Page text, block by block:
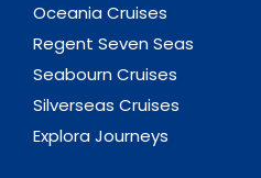
Oceania Cruises
Regent Seven Seas
Seabourn Cruises
Silverseas Cruises
Explora Journeys